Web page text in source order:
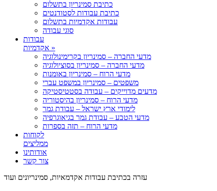
כתיבת סמינריון בתשלום
כתיבת עבודות לסטודנטים
עבודות אקדמיות בתשלום
סוגי עבודה
עבודות
אקדמיות »
מדעי החברה – סמינריון בקרימינולוגיה
מדעי החברה – סמינריון בסוציולוגיה
מדעי הרוח – סמינריון באומנות
משפטים – סמינריון במשפט עברי
מדעים מדוייקים – עבודה בסטטיסטיקה
מדעי הרוח – סמינריון בהיסטוריה
לימודי ארץ ישראל – עבודת גמר
מדעי הטבע – עבודת גמר בגיאוגרפיה
מדעי הרוח – תזה בספרות
לקוחות
ממליצים
אודותינו
צור קשר
עזרה בכתיבת עבודות אקדמאיות, סמינריונים ועוד